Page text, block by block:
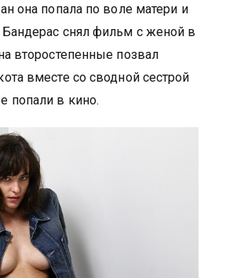
она попала по воле матери и
Бандерас снял фильм с женой в
второстепенные позвал
вместе со сводной сестрой
попали в кино.